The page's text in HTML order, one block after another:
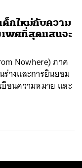
ด็กใหม่กับความ
เพศที่สุดแสนจะ
Nowhere) ภาค
ร่างและการยินยอม
อนความหมาย และ